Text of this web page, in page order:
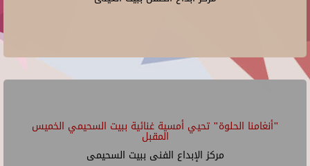
"أنغامنا الحلوة" تحيي أمسية غنائية ببيت السحيمي الخميس
المقبل
مركز الإبداع الفنى ببيت السحيمى